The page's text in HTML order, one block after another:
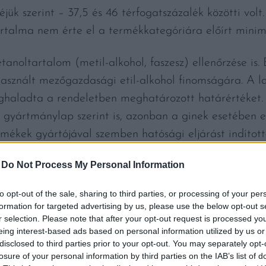
Do Not Process My Personal Information
opt-out of the sale, sharing to third parties, or processing of your
for targeted advertising by us, please use the below opt-out
selection. Please note that after your opt-out request is processed
interest-based ads based on personal information utilized by us
to third parties prior to your opt-out. You may separately
of your personal information by third parties on the IAB’s list of
szerint – 37,5 és 46 térfogatszázalék közötti
nem érte el a termékkategóriára előírt
(metil-alkohol, faszesz) ellenőrzése is.
mezőgazdasági etil-alkohol finomságára. A
a rendeletben meghatározott
szerint is, azonban a ginek esetében
gyártójával szemben hatósági eljárást
is elvégezték. Ellenőrizték, hogy